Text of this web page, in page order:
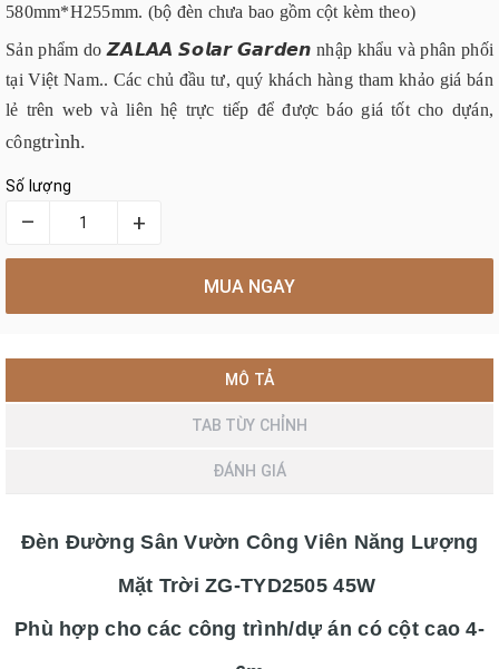
580mm*H255mm. (bộ đèn chưa bao gồm cột kèm theo)
Sản phẩm do 𝙕𝘼𝙇𝘼𝘼 𝙎𝙤𝙡𝙖𝙧 𝙂𝙖𝙧𝙙𝙚𝙣 nhập khẩu và phân phối
tại Việt Nam.. Các chủ đầu tư, quý khách hàng tham khảo giá bán
lẻ trên web và liên hệ trực tiếp để được báo giá tốt cho dựán,
côngtrình.
Số lượng
– +
MUA NGAY
MÔ TẢ
TAB TÙY CHỈNH
ĐÁNH GIÁ
Đèn Đường Sân Vườn Công Viên Năng Lượng
Mặt Trời ZG-TYD2505 45W
Phù hợp cho các công trình/dự án có cột cao 4-